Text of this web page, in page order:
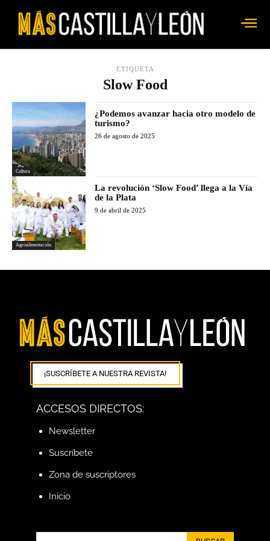
ETIQUETA
Slow Food
Cultura
¿Podemos avanzar hacia otro modelo de
turismo?
26 de agosto de 2025
Agroalimentación
La revolución ‘Slow Food’ llega a la Vía
de la Plata
9 de abril de 2025
¡SUSCRÍBETE A NUESTRA REVISTA!
ACCESOS DIRECTOS:
Newsletter
Suscríbete
Zona de suscriptores
Inicio